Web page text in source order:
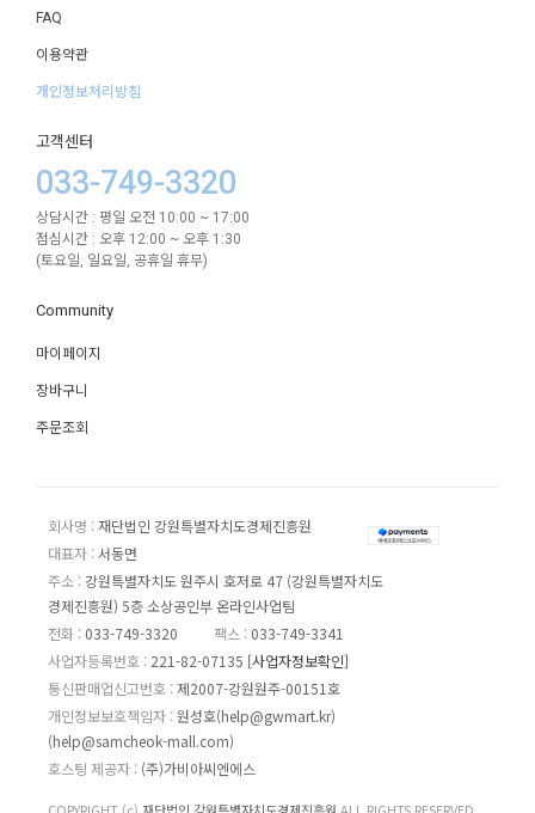
FAQ
이용약관
개인정보처리방침
고객센터
033-749-3320
상담시간 : 평일 오전 10:00 ~ 17:00
점심시간 : 오후 12:00 ~ 오후 1:30
(토요일, 일요일, 공휴일 휴무)
Community
마이페이지
장바구니
주문조회
회사명 :재단법인 강원특별자치도경제진흥원
대표자 :서동면
주소 :강원특별자치도 원주시 호저로 47 (강원특별자치도
경제진흥원) 5층 소상공인부 온라인사업팀
전화 : 033-749-3320 팩스 : 033-749-3341
사업자등록번호 : 221-82-07135 [사업자정보확인]
통신판매업신고번호 :제2007-강원원주-00151호
개인정보보호책임자 :원성호(help@gwmart.kr)
(help@samcheok-mall.com)
호스팅 제공자 : (주)가비아씨엔에스